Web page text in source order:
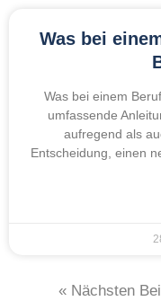
Was bei
Was bei einem
umfassende
aufregend als
Entscheidung, einen
« Nächsten